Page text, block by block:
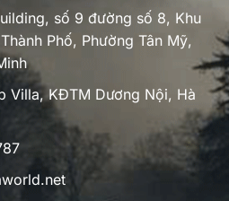
số 9 đường số 8, Khu
Phố, Phường Tân Mỹ,
Villa, KĐTM Dương Nội, Hà